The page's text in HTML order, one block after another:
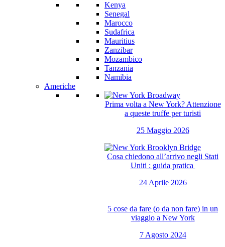
Kenya
Senegal
Marocco
Sudafrica
Mauritius
Zanzibar
Mozambico
Tanzania
Namibia
Americhe
Prima volta a New York? Attenzione
a queste truffe per turisti
25 Maggio 2026
Cosa chiedono all’arrivo negli Stati
Uniti : guida pratica
24 Aprile 2026
5 cose da fare (o da non fare) in un
viaggio a New York
7 Agosto 2024